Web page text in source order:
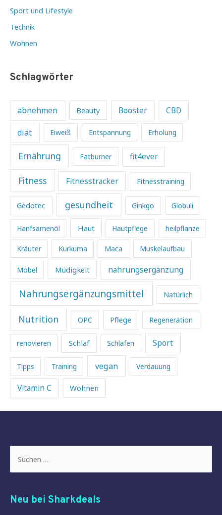
Sport und Lifestyle
Technik
Wohnen
Schlagwörter
abnehmen Beauty Booster CBD
diät Eiweiß Entspannung Erholung
Ernährung Fatburner fit4ever
Fitness Fitnesstracker Fitnesstraining
Gedotec gesundheit Ginkgo Globuli
Hanfsamenöl Haut Hautpflege heilpflanze
Kräuter Kurkuma Maca Muskelaufbau
Möbel Müdigkeit nahrungsergänzung
Nahrungsergänzungsmittel Natürlich
Nutrition OPC Pflege Regeneration
renovieren Schlaf Schlafen Sport
Tipps Training vegan Verdauung
Vitamin C Wohnen
nach:
Neu bei Sharkdeals